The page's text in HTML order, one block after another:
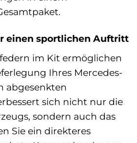
einen sportlichen Auftritt
im Kit ermöglichen
Ihres Mercedes-
abgesenkten
sich nicht nur die
sondern auch das
Sie ein direkteres